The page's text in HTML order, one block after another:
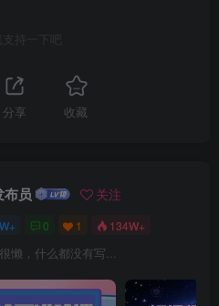
支持一下吧
分享 收藏
布员 关注
0 1 134W+
懒，什么都没有写...